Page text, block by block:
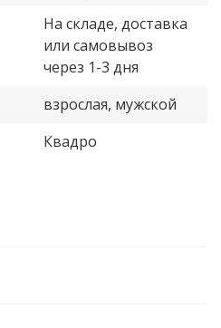
На складе, доставка
или самовывоз
через 1-3 дня
взрослая, мужской
Квадро